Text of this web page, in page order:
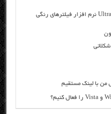
دانلود Ultrapop Pro: Color Filters 2.2.0 نرم افزار فیلترهای رنگی
من با لینک مستقیم